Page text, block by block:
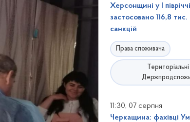
Херсонщині у І
застосовано 116,8
санкцій
Права споживача
11:30, 07 серпня
Черкащина: фахівці